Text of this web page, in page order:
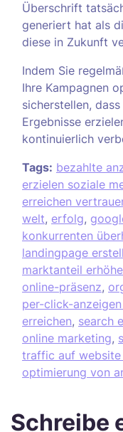
Überschrift
generiert hat als
diese in Zukunft
Indem Sie
Ihre Kampagnen
sicherstellen,
Ergebnisse
kontinuierlich
Tags: bezahlte
erzielen soziale
erreichen
welt, erfolg,
konkurrenten
landingpage
marktanteil
online-präsenz,
per-click-
erreichen, search
online marketing,
traffic auf website
optimierung von
Schreibe